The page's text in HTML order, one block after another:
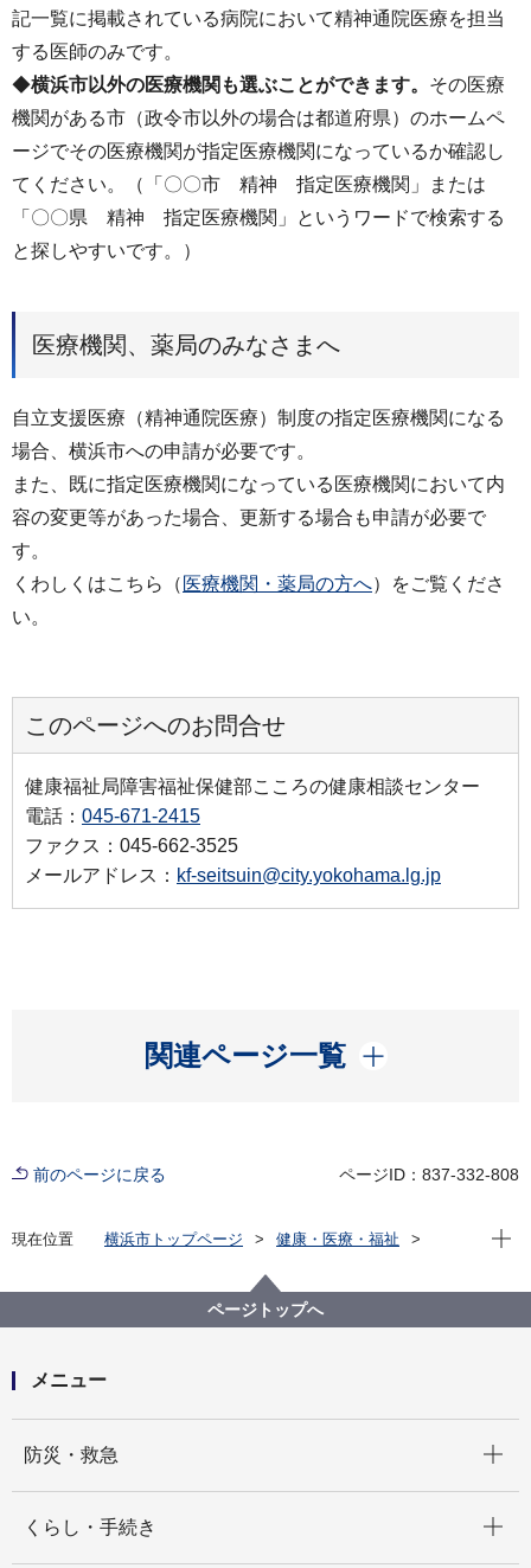
記一覧に掲載されている病院において精神通院医療を担当
する医師のみです。
◆横浜市以外の医療機関も選ぶことができます。 その医療
機関がある市（政令市以外の場合は都道府県）のホームペ
ージでその医療機関が指定医療機関になっているか確認し
てください。（「〇〇市 精神 指定医療機関」または
「〇〇県 精神 指定医療機関」というワードで検索する
と探しやすいです。）
医療機関、薬局のみなさまへ
自立支援医療（精神通院医療）制度の指定医療機関になる
場合、横浜市への申請が必要です。
また、既に指定医療機関になっている医療機関において内
容の変更等があった場合、更新する場合も申請が必要で
す。
くわしくはこちら（ 医療機関・薬局の方へ）をご覧くださ
い。
このページへのお問合せ
健康福祉局障害福祉保健部こころの健康相談センター
電話： 045-671-2415
ファクス：045-662-3525
メールアドレス： kf-seitsuin@city.yokohama.lg.jp
関連ページ一覧
開く
前のページに戻る ページID：837-332-808
現在位置 横浜市トップページ
健康・医療・福祉
障害福祉サービス・制度一覧
医療給付・助成等
自立支援医療（精神通院医療）の給付
現在
ページトップへ
メニュー
防災・救急
くらし・手続き